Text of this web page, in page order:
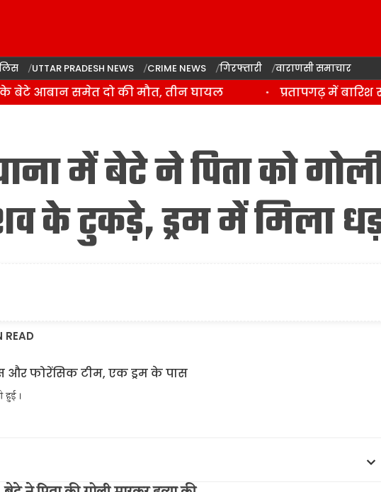
UTTAR PRADESH NEWS CRIME NEWS गिरफ्तारी वाराणसी समाचार
आबान समेत दो की मौत, तीन घायल प्रतापगढ़ में बारिश से
में बेटे ने पिता को
के टुकड़े, ड्रम में मिला
READ
हुई।